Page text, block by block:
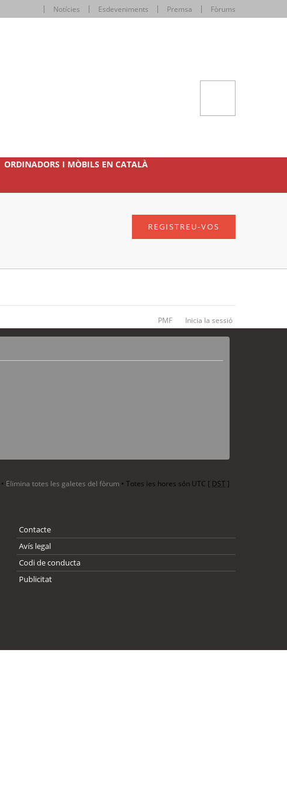
Notícies Esdeveniments Premsa Fòrums
ORDINADORS I MÒBILS EN CATALÀ
REGISTREU-VOS
PMF Inicia la sessió
• Elimina totes les galetes del fòrum • Totes les hores són UTC [ DST]
Contacte
Avís legal
Codi de conducta
Publicitat